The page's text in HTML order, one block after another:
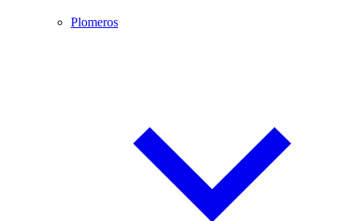
Plomeros